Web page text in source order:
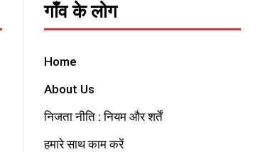
गाँव के लोग
Home
About Us
निजता नीति : नियम और शर्तें
हमारे साथ काम करें